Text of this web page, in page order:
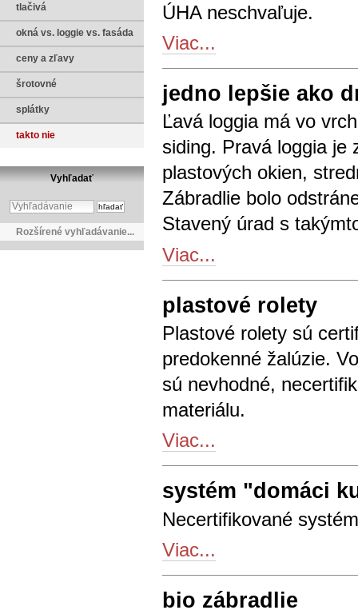
ÚHA neschvaľuje.
Viac...
jedno lepšie ako
Ľavá loggia má vo
siding. Pravá loggia je
plastových okien,
Zábradlie bolo
Stavený úrad s
Viac...
plastové rolety
Plastové rolety sú
predokenné žalúzie.
sú nevhodné,
materiálu.
Viac...
systém "domáci
Necertifikované
Viac...
bio zábradlie
tlačivá
okná vs. loggie vs. fasáda
ceny a zľavy
šrotovné
splátky
takto nie
Vyhľadať
Rozšírené vyhľadávanie...